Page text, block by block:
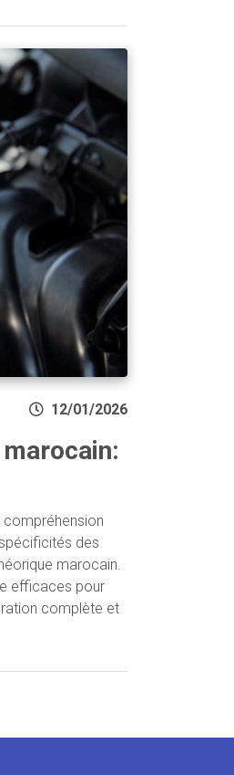
12/01/2026
des
marocain.
efficaces pour
complète et